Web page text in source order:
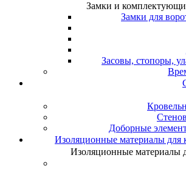
Замки и
Замки для
Засовы, стопоры,
Доборные
Изоляционные материалы для
Изоляционные материалы